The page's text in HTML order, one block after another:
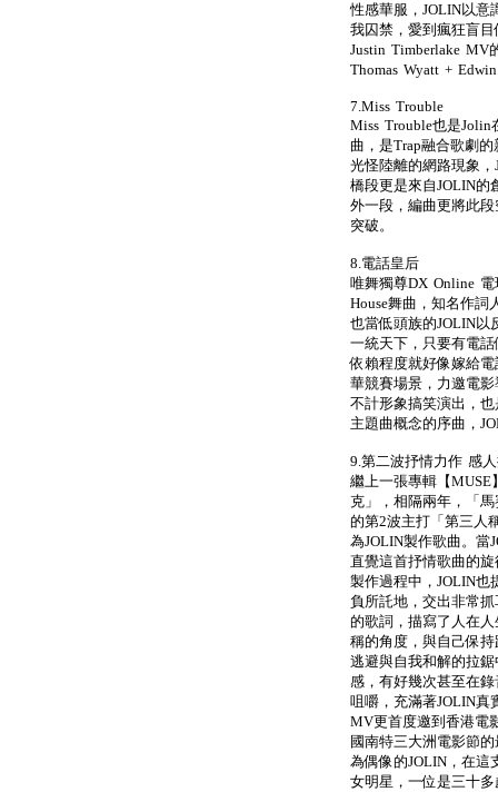
性感華服，JOLIN以意
我囚禁，愛到瘋狂盲
Justin Timberlake MV
Thomas Wyatt +
7.Miss Trouble
Miss Trouble也是Jolin
曲，是Trap融合歌劇
光怪陸離的網路現象
橋段更是來自JOLIN的
外一段，編曲更將此
突破。
8.電話皇后
唯舞獨尊DX Online
House舞曲，知名作詞
也當低頭族的JOLIN以
一統天下，只要有電
依賴程度就好像嫁給
華競賽場景，力邀電
不計形象搞笑演出，
主題曲概念的序曲，
9.第二波抒情力作 感
繼上一張專輯【MUSE
克」，相隔兩年，「
的第2波主打「第三人
為JOLIN製作歌曲。當
直覺這首抒情歌曲的
製作過程中，JOLIN也
負所託地，交出非常
的歌詞，描寫了人在
稱的角度，與自己保
逃避與自我和解的拉
感，有好幾次甚至在
咀嚼，充滿著JOLIN真
MV更首度邀到香港電
國南特三大洲電影節
為偶像的JOLIN，在這
女明星，一位是三十